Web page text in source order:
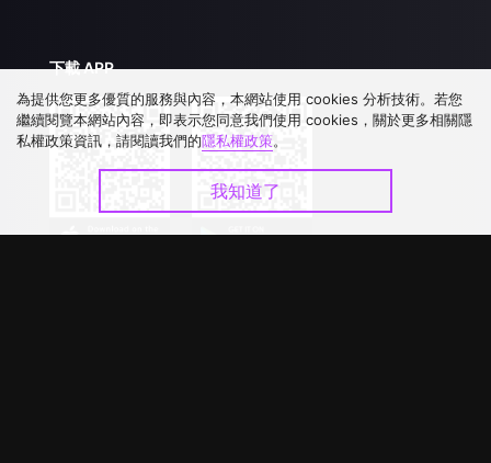
下載 APP
為提供您更多優質的服務與內容，本網站使用 cookies 分析技術。若您
繼續閱覽本網站內容，即表示您同意我們使用 cookies，關於更多相關隱
私權政策資訊，請閱讀我們的隱私權政策。
我知道了